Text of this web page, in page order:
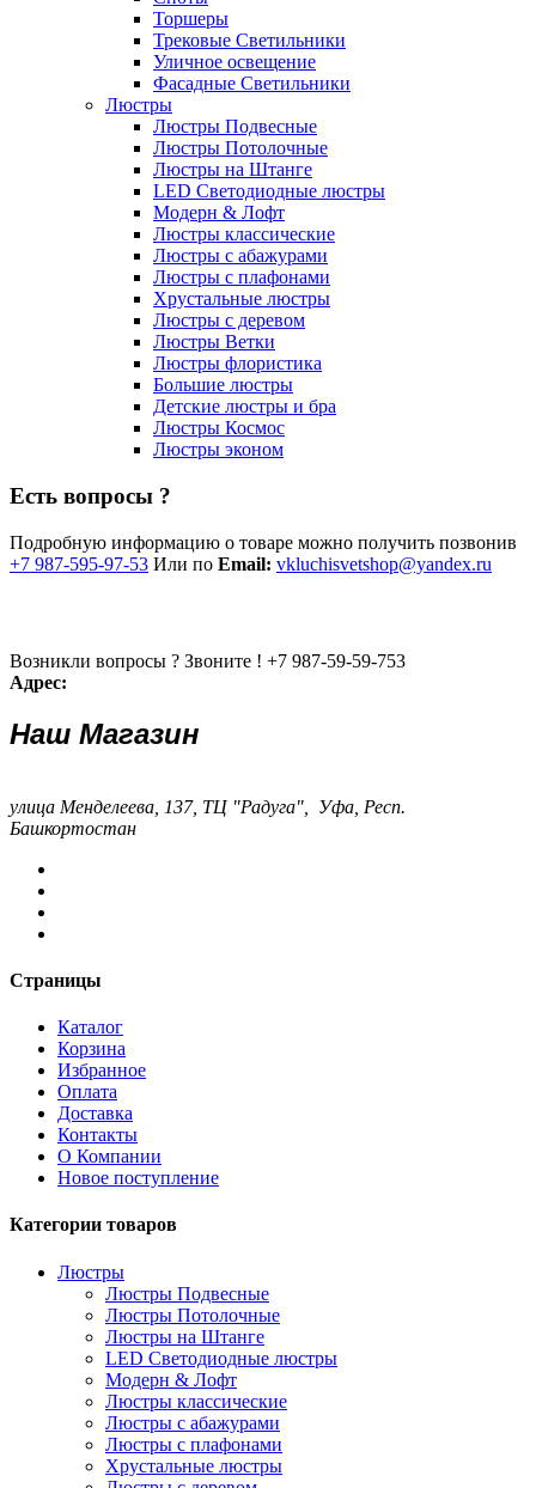
Торшеры
Трековые Светильники
Уличное освещение
Фасадные Светильники
Люстры
Люстры Подвесные
Люстры Потолочные
Люстры на Штанге
LED Светодиодные люстры
Модерн & Лофт
Люстры классические
Люстры с абажурами
Люстры с плафонами
Хрустальные люстры
Люстры с деревом
Люстры Ветки
Люстры флористика
Большие люстры
Детские люстры и бра
Люстры Космос
Люстры эконом
Есть вопросы ?
Подробную информацию о товаре можно получить позвонив
+7 987-595-97-53 Или по Email: vkluchisvetshop@yandex.ru
Возникли вопросы ? Звоните ! +7 987-59-59-753
Адрес:
Наш Магазин
улица Менделеева, 137, ТЦ "Радуга", Уфа, Респ.
Башкортостан
Страницы
Каталог
Корзина
Избранное
Оплата
Доставка
Контакты
О Компании
Новое поступление
Категории товаров
Люстры
Люстры Подвесные
Люстры Потолочные
Люстры на Штанге
LED Светодиодные люстры
Модерн & Лофт
Люстры классические
Люстры с абажурами
Люстры с плафонами
Хрустальные люстры